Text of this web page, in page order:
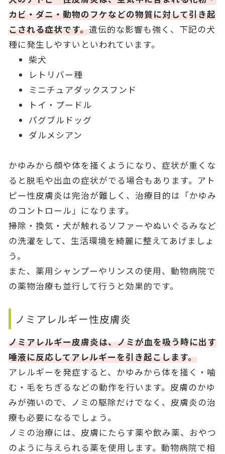
カビ・ダニ・動物のフケなどの物質に対して引き起
こされる症状です。遺伝的な影響も強く、下記の犬
種に発生しやすいといわれています。
柴犬
レトリバー種
ミニチュアダックスフンド
トイ・プードル
パグブルドッグ
ダルメシアン
かゆみから顔や体を掻くようになり、症状が重くな
ると脱毛や出血の症状がでる場合もあります。アト
ピー性皮膚炎は完治が難しく、治療目的は「かゆみ
のコントロール」になります。
掃除・換気・犬が触れるソファーやぬいぐるみなど
の洗濯をして、生活環境を綺麗に整えてあげましょ
う。
また、薬用シャンプーやリンスの使用、動物病院で
の薬物治療も並行して行うと効果的です。
ノミアレルギー性皮膚炎
ノミアレルギー皮膚炎は、ノミが血を吸う時に出す
唾液に反応してアレルギーを引き起こします。
アレルギーを発症すると、かゆみから体を掻く・噛
む・毛をちぎるなどの動作を行います。皮膚のかゆ
みが強いので、ノミの駆除だけでなく、皮膚炎の治
療も必要になるでしょう。
ノミの治療には、皮膚にたらす薬や飲み薬、おやつ
のように与えられる薬を使用します。動物病院で相